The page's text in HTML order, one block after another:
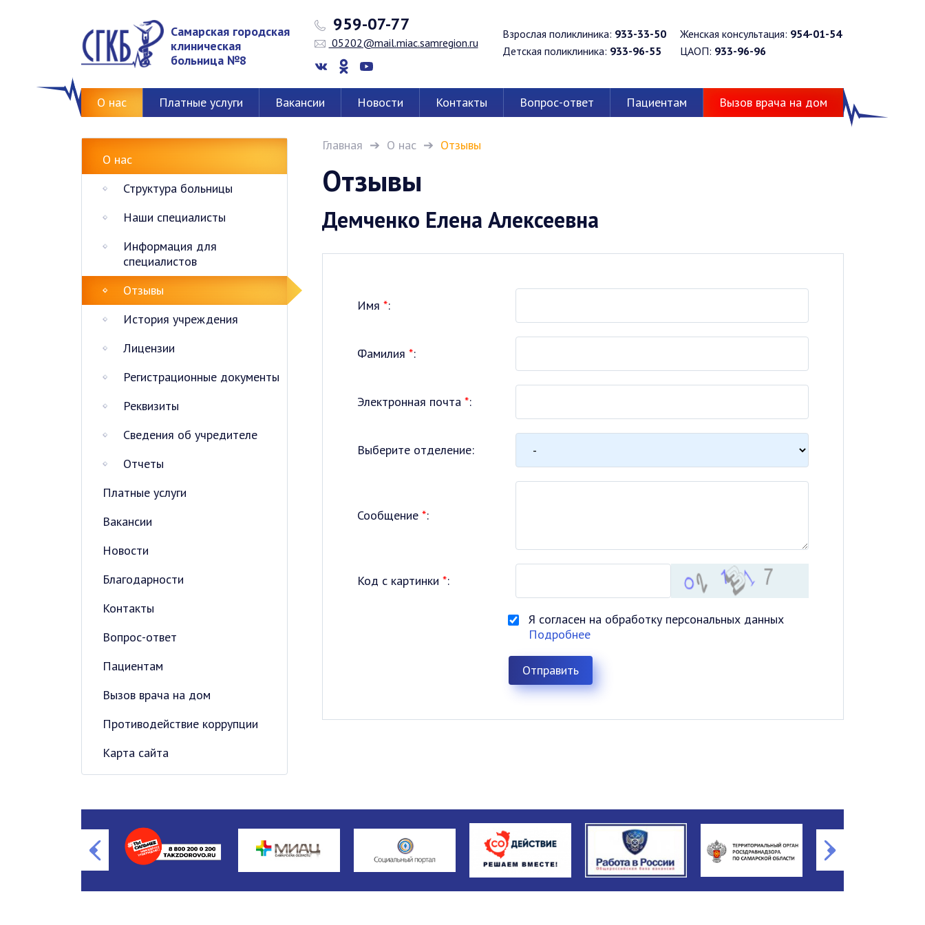
Самарская городская
клиническая
больница №8
959-07-77
05202@mail.miac.samregion.ru
Взрослая поликлиника: 933-33-50
Детская поликлиника: 933-96-55
Женская консультация: 954-01-54
ЦАОП: 933-96-96
О нас Платные услуги Вакансии Новости Контакты Вопрос-ответ Пациентам Вызов врача на дом
О нас
Структура больницы
Наши специалисты
Информация для
специалистов
Отзывы
История учреждения
Лицензии
Регистрационные документы
Реквизиты
Сведения об учредителе
Отчеты
Платные услуги
Вакансии
Новости
Благодарности
Контакты
Вопрос-ответ
Пациентам
Вызов врача на дом
Противодействие коррупции
Карта сайта
Главная О нас Отзывы
Отзывы
Демченко Елена Алексеевна
Имя *:
Фамилия *:
Электронная почта *:
Выберите отделение:
Сообщение *:
Код с картинки *:
Я согласен на обработку персональных данных
Подробнее